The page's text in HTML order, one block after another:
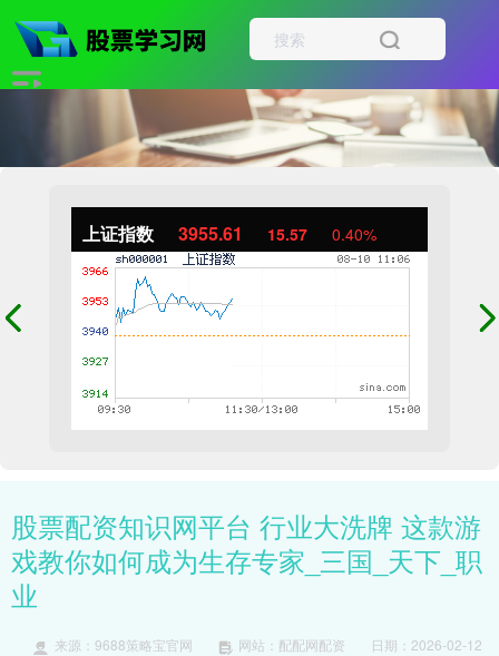
上证指数 3955.61 15.57 0.40%
股票配资知识网平台 行业大洗牌 这款游
戏教你如何成为生存专家_三国_天下_职
业
来源：9688策略宝官网 网站：配配网配资
日期：2026-02-12